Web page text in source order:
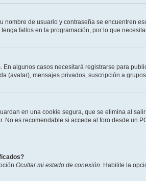
de usuario y contraseña se encuentren
fallos en la programación, por lo que
algunos casos necesitará registrarse para
mensajes privados, suscripción a
en una cookie segura, que se elimina al
es recomendable si accede al foro desde un
Ocultar mi estado de conexión . Habilite la